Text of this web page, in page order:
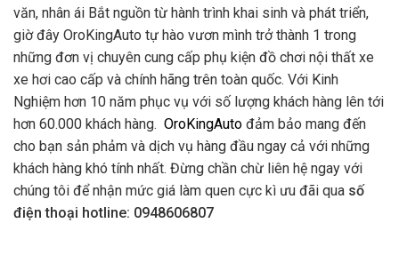
văn, nhân ái Bắt nguồn từ hành trình khai sinh và phát triển,
giờ đây OroKingAuto tự hào vươn mình trở thành 1 trong
những đơn vị chuyên cung cấp phụ kiện đồ chơi nội thất xe
xe hơi cao cấp và chính hãng trên toàn quốc. Với Kinh
Nghiệm hơn 10 năm phục vụ với số lượng khách hàng lên tới
hơn 60.000 khách hàng. OroKingAuto đảm bảo mang đến
cho bạn sản phảm và dịch vụ hàng đầu ngay cả với những
khách hàng khó tính nhất. Đừng chần chừ liên hệ ngay với
chúng tôi để nhận mức giá làm quen cực kì ưu đãi qua số
điện thoại hotline: 0948606807